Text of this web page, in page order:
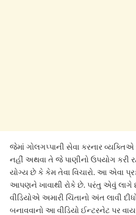
જેમાં ગોલગપ્પાની સેવા કરનાર વ્યક્તિએ
નહીં અથવા તે જે પાણીનો ઉપયોગ કરી
યોગ્ય છે કે કેમ તેવા વિચારો. આ એવા
આપણને ખાવાથી રોકે છે. પરંતુ એવું
વીડિયોએ અમારી ચિંતાનો અંત લાવી
બનાવવાનો આ વીડિયો ઈન્ટરનેટ પર